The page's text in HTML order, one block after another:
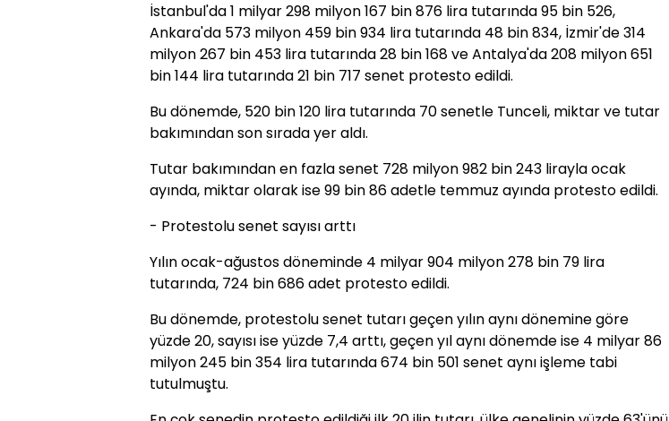
İstanbul'da 1 milyar 298 milyon 167 bin 876 lira tutarında 95 bin 526,
Ankara'da 573 milyon 459 bin 934 lira tutarında 48 bin 834, İzmir'de 314
milyon 267 bin 453 lira tutarında 28 bin 168 ve Antalya'da 208 milyon 651
bin 144 lira tutarında 21 bin 717 senet protesto edildi.
Bu dönemde, 520 bin 120 lira tutarında 70 senetle Tunceli, miktar ve tutar
bakımından son sırada yer aldı.
Tutar bakımından en fazla senet 728 milyon 982 bin 243 lirayla ocak
ayında, miktar olarak ise 99 bin 86 adetle temmuz ayında protesto edildi.
- Protestolu senet sayısı arttı
Yılın ocak-ağustos döneminde 4 milyar 904 milyon 278 bin 79 lira
tutarında, 724 bin 686 adet protesto edildi.
Bu dönemde, protestolu senet tutarı geçen yılın aynı dönemine göre
yüzde 20, sayısı ise yüzde 7,4 arttı, geçen yıl aynı dönemde ise 4 milyar 86
milyon 245 bin 354 lira tutarında 674 bin 501 senet aynı işleme tabi
tutulmuştu.